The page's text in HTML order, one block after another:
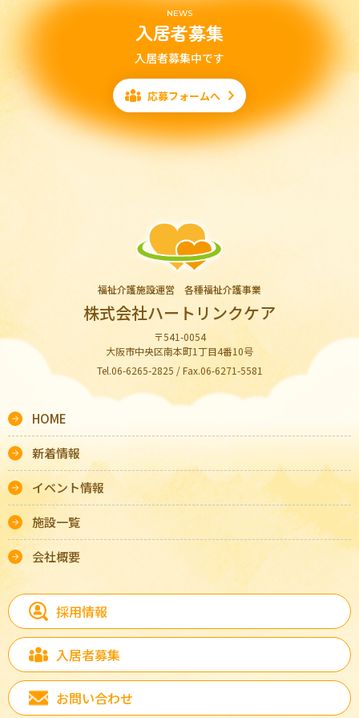
NEWS
入居者募集
入居者募集中です
応募フォームへ
福祉介護施設運営 各種福祉介護事業
株式会社ハートリンクケア
〒541-0054
大阪市中央区南本町1丁目4番10号
Tel.06-6265-2825 / Fax.06-6271-5581
HOME
新着情報
イベント情報
施設一覧
会社概要
採用情報
入居者募集
お問い合わせ